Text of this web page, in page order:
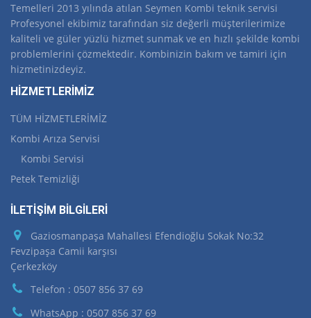
Temelleri 2013 yılında atılan Seymen Kombi teknik servisi
Profesyonel ekibimiz tarafından siz değerli müşterilerimize
kaliteli ve güler yüzlü hizmet sunmak ve en hızlı şekilde kombi
problemlerini çözmektedir. Kombinizin bakım ve tamiri için
hizmetinizdeyiz.
HİZMETLERİMİZ
TÜM HİZMETLERİMİZ
Kombi Arıza Servisi
Kombi Servisi
Petek Temizliği
İLETİŞİM BİLGİLERİ
Gaziosmanpaşa Mahallesi Efendioğlu Sokak No:32
Fevzipaşa Camii karşısı
Çerkezköy
Telefon : 0507 856 37 69
WhatsApp : 0507 856 37 69